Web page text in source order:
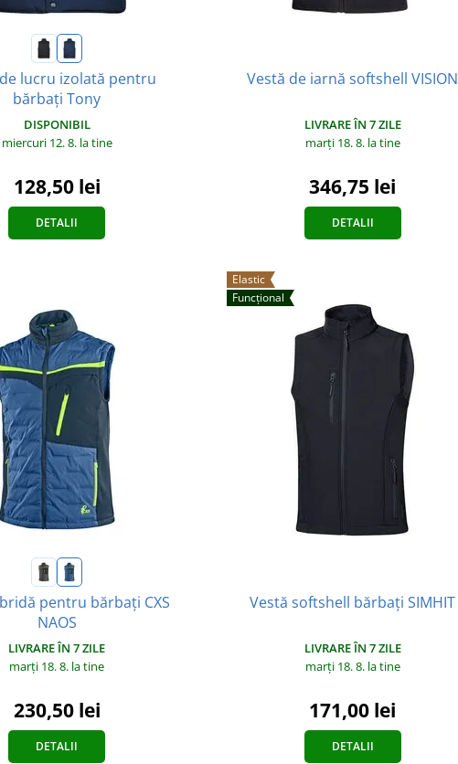
lucru izolată pentru
bărbați Tony
DISPONIBIL
miercuri 12. 8. la tine
128,50 lei
DETALII
Vestă de iarnă softshell VISION
LIVRARE ÎN 7 ZILE
marți 18. 8. la tine
346,75 lei
DETALII
pentru bărbați CXS
NAOS
LIVRARE ÎN 7 ZILE
marți 18. 8. la tine
230,50 lei
DETALII
Elastic
Funcțional
Vestă softshell bărbați SIMHIT
LIVRARE ÎN 7 ZILE
marți 18. 8. la tine
171,00 lei
DETALII